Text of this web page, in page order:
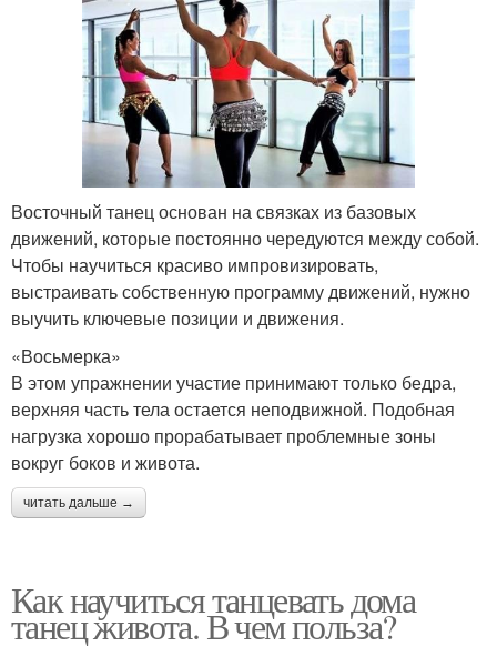
Восточный танец основан на связках из базовых
движений, которые постоянно чередуются между собой.
Чтобы научиться красиво импровизировать,
выстраивать собственную программу движений, нужно
выучить ключевые позиции и движения.
«Восьмерка»
В этом упражнении участие принимают только бедра,
верхняя часть тела остается неподвижной. Подобная
нагрузка хорошо прорабатывает проблемные зоны
вокруг боков и живота.
читать дальше →
Как научиться танцевать дома
танец живота. В чем польза?